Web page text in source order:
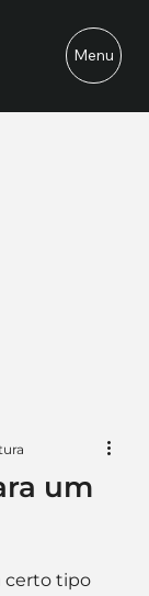
Menu
um
certo tipo